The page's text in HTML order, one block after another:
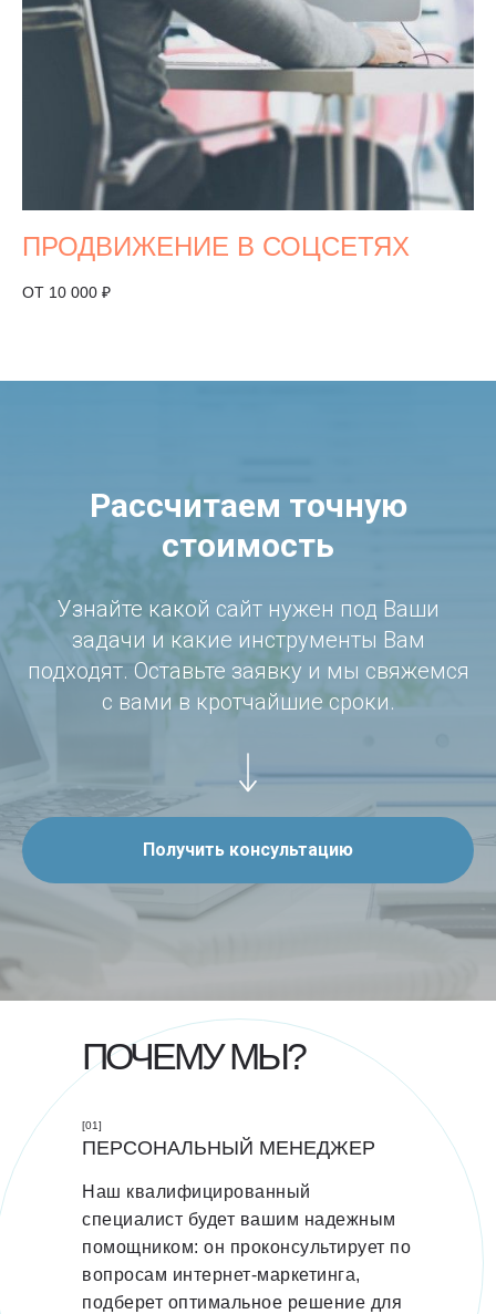
ПРОДВИЖЕНИЕ В СОЦСЕТЯХ
ОТ 10 000 ₽
Рассчитаем точную
стоимость
Узнайте какой сайт нужен под Ваши
задачи и какие инструменты Вам
подходят. Оставьте заявку и мы свяжемся
с вами в кротчайшие сроки.
Получить консультацию
ПОЧЕМУ МЫ?
ПЕРСОНАЛЬНЫЙ МЕНЕДЖЕР
Наш квалифицированный
специалист будет вашим надежным
помощником: он проконсультирует по
вопросам интернет-маркетинга,
подберет оптимальное решение для
[01]